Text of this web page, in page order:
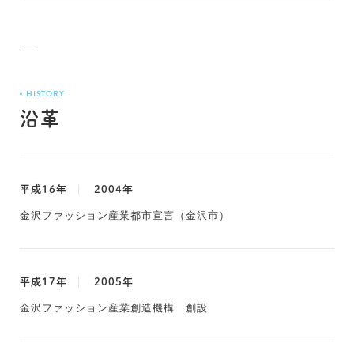
沿革
HISTORY
平成16年 2004年
金沢ファッション産業都市宣言（金沢市）
平成17年 2005年
金沢ファッション産業創造機構 創設